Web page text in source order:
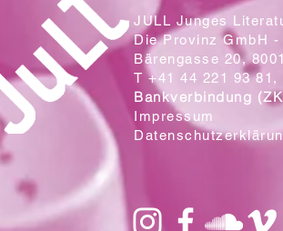
Zwei Klassen aus der Sek. Wallrüti
lesen in der Campo Cantina
JULL Junges
Die Provinz GmbH
Bärengasse 20,
T +41 44 221 93 81,
Bankverbindung
Impressum